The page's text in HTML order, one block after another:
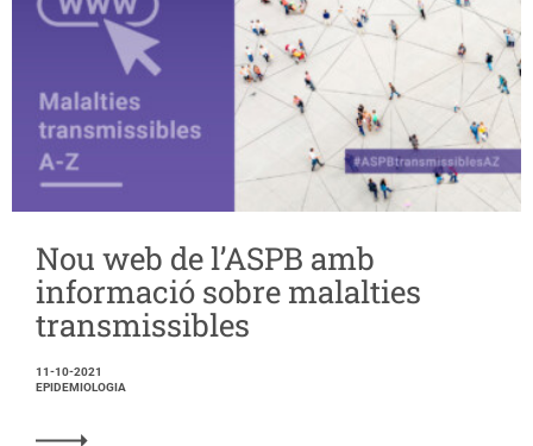
Nou web de l’ASPB amb
informació sobre malalties
transmissibles
11-10-2021
EPIDEMIOLOGIA